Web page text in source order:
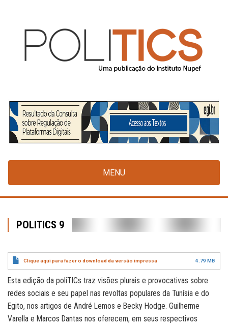
MENU
POLITICS 9
Clique aqui para fazer o download da versão impressa 4.79 MB
Esta edição da poliTICs traz visões plurais e provocativas sobre
redes sociais e seu papel nas revoltas populares da Tunísia e do
Egito, nos artigos de André Lemos e Becky Hodge. Guilherme
Varella e Marcos Dantas nos oferecem, em seus respectivos